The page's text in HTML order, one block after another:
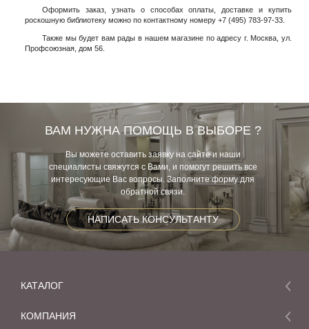
Оформить заказ, узнать о способах оплаты, доставке и купить
роскошную библиотеку можно по контактному номеру +7 (495) 783-97-33.
Также мы будет вам рады в нашем магазине по адресу г. Москва, ул.
Профсоюзная, дом 56.
ВАМ НУЖНА ПОМОЩЬ В ВЫБОРЕ ?
Вы можете оставить заявку на сайте и наши
специалисты свяжутся с Вами, и помогут решить все
интересующие Вас вопросы. Заполните форму для
обратной связи.
НАПИСАТЬ КОНСУЛЬТАНТУ
КАТАЛОГ
Мебель
КОМПАНИЯ